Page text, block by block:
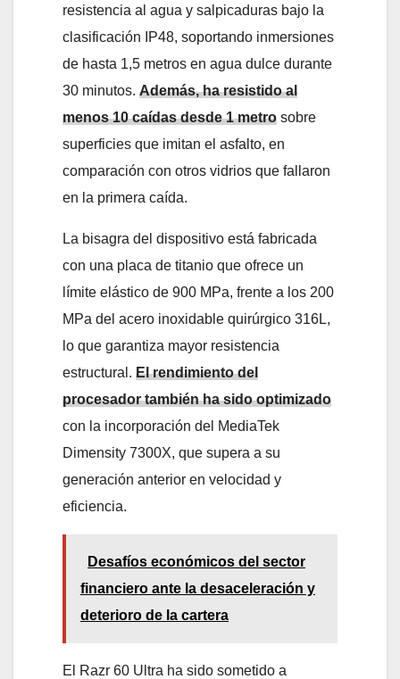
resistencia al agua y salpicaduras bajo la
clasificación IP48, soportando inmersiones
de hasta 1,5 metros en agua dulce durante
30 minutos. Además, ha resistido al
menos 10 caídas desde 1 metro sobre
superficies que imitan el asfalto, en
comparación con otros vidrios que fallaron
en la primera caída.
La bisagra del dispositivo está fabricada
con una placa de titanio que ofrece un
límite elástico de 900 MPa, frente a los 200
MPa del acero inoxidable quirúrgico 316L,
lo que garantiza mayor resistencia
estructural. El rendimiento del
procesador también ha sido optimizado
con la incorporación del MediaTek
Dimensity 7300X, que supera a su
generación anterior en velocidad y
eficiencia.
Desafíos económicos del sector
financiero ante la desaceleración y
deterioro de la cartera
El Razr 60 Ultra ha sido sometido a